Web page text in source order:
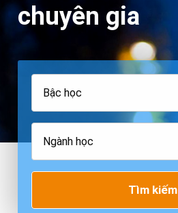
chuyên gia
Tìm kiếm